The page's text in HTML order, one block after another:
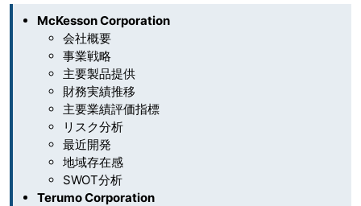
McKesson Corporation
会社概要
事業戦略
主要製品提供
財務実績推移
主要業績評価指標
リスク分析
最近開発
地域存在感
SWOT分析
Terumo Corporation